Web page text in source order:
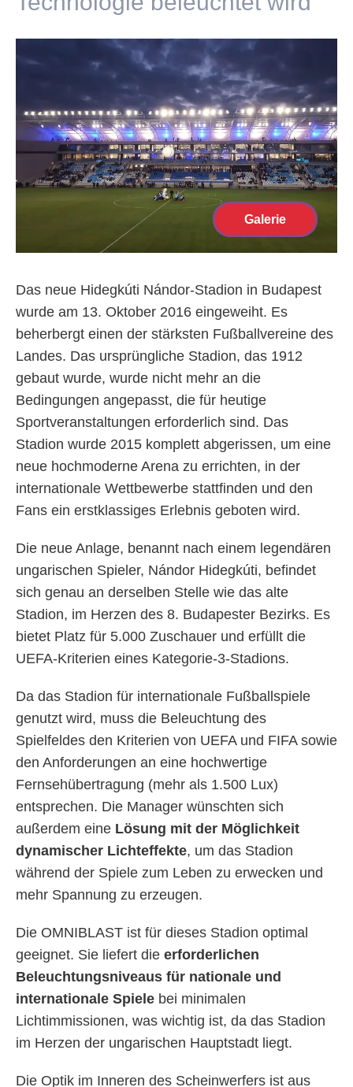
Galerie
Das neue Hidegkúti Nándor-Stadion in Budapest
wurde am 13. Oktober 2016 eingeweiht. Es
beherbergt einen der stärksten Fußballvereine des
Landes. Das ursprüngliche Stadion, das 1912
gebaut wurde, wurde nicht mehr an die
Bedingungen angepasst, die für heutige
Sportveranstaltungen erforderlich sind. Das
Stadion wurde 2015 komplett abgerissen, um eine
neue hochmoderne Arena zu errichten, in der
internationale Wettbewerbe stattfinden und den
Fans ein erstklassiges Erlebnis geboten wird.
Die neue Anlage, benannt nach einem legendären
ungarischen Spieler, Nándor Hidegkúti, befindet
sich genau an derselben Stelle wie das alte
Stadion, im Herzen des 8. Budapester Bezirks. Es
bietet Platz für 5.000 Zuschauer und erfüllt die
UEFA-Kriterien eines Kategorie-3-Stadions.
Da das Stadion für internationale Fußballspiele
genutzt wird, muss die Beleuchtung des
Spielfeldes den Kriterien von UEFA und FIFA sowie
den Anforderungen an eine hochwertige
Fernsehübertragung (mehr als 1.500 Lux)
entsprechen. Die Manager wünschten sich
außerdem eine Lösung mit der Möglichkeit
dynamischer Lichteffekte, um das Stadion
während der Spiele zum Leben zu erwecken und
mehr Spannung zu erzeugen.
Die OMNIBLAST ist für dieses Stadion optimal
geeignet. Sie liefert die erforderlichen
Beleuchtungsniveaus für nationale und
internationale Spiele bei minimalen
Lichtimmissionen, was wichtig ist, da das Stadion
im Herzen der ungarischen Hauptstadt liegt.
Die Optik im Inneren des Scheinwerfers ist aus